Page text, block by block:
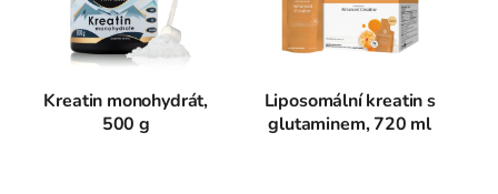
Kreatin monohydrát,
500 g
Liposomální kreatin s
glutaminem, 720 ml